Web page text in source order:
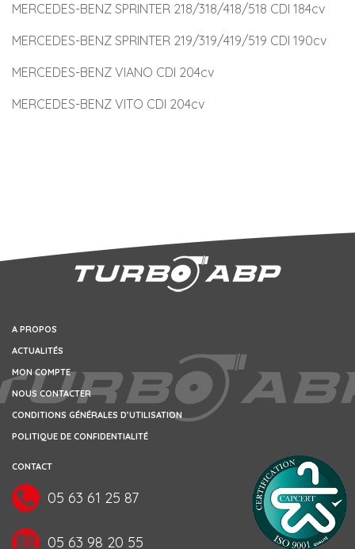
MERCEDES-BENZ SPRINTER 218/318/418/518 CDI 184cv
MERCEDES-BENZ SPRINTER 219/319/419/519 CDI 190cv
MERCEDES-BENZ VIANO CDI 204cv
MERCEDES-BENZ VITO CDI 204cv
A PROPOS
ACTUALITÉS
MON COMPTE
NOUS CONTACTER
CONDITIONS GÉNÉRALES D’UTILISATION
POLITIQUE DE CONFIDENTIALITÉ
CONTACT
05 63 61 25 87
05 63 98 20 55